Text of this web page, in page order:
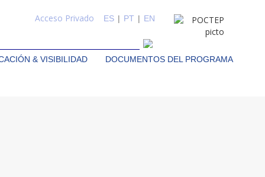
Acceso Privado ES | PT | EN
& VISIBILIDAD DOCUMENTOS DEL PROGRAMA